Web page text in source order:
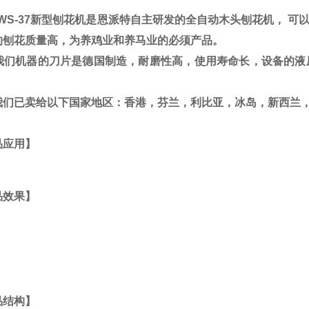
37新型刨花机是恩派特自主研发的全自动木头刨花机， 可
花质量高，为养鸡业和养马业的必须产品。
器的刀片是德国制造，耐磨性高，使用寿命长，设备的液
卖给以下国家地区 ： 香港 ， 芬兰 ， 利比亚 ， 冰岛 ， 新西兰
用】
果】
构】